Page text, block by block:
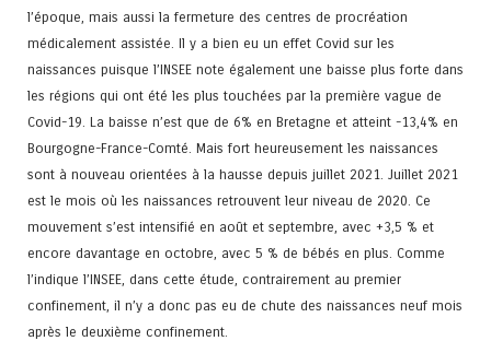
l’époque, mais aussi la fermeture des centres de procréation
médicalement assistée. Il y a bien eu un effet Covid sur les
naissances puisque l’INSEE note également une baisse plus forte dans
les régions qui ont été les plus touchées par la première vague de
Covid-19. La baisse n’est que de 6% en Bretagne et atteint -13,4% en
Bourgogne-France-Comté. Mais fort heureusement les naissances
sont à nouveau orientées à la hausse depuis juillet 2021. Juillet 2021
est le mois où les naissances retrouvent leur niveau de 2020. Ce
mouvement s’est intensifié en août et septembre, avec +3,5 % et
encore davantage en octobre, avec 5 % de bébés en plus. Comme
l’indique l’INSEE, dans cette étude, contrairement au premier
confinement, il n’y a donc pas eu de chute des naissances neuf mois
après le deuxième confinement.